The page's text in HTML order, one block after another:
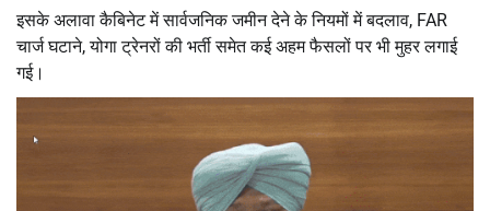
इसके अलावा कैबिनेट में सार्वजनिक जमीन देने के नियमों में बदलाव, FAR
चार्ज घटाने, योगा ट्रेनरों की भर्ती समेत कई अहम फैसलों पर भी मुहर लगाई
गई।